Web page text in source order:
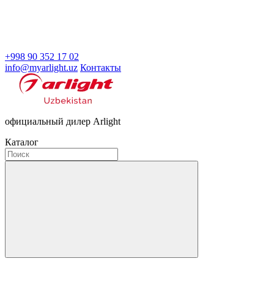
+998 90 352 17 02
info@myarlight.uz Контакты
официальный дилер Arlight
Каталог